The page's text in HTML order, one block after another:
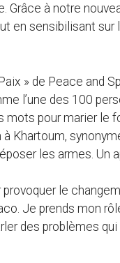
à notre
en sensibilisant sur
» de Peace and
l’une des 100
mots pour marier le
Khartoum,
les armes. Un
provoquer le
Je prends mon
des problèmes